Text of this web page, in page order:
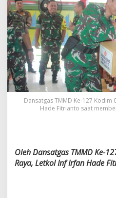
Dansatgas TMMD Ke-127 Kodim
Hade Fitrianto saat
Oleh Dansatgas TMMD Ke-
Raya, Letkol Inf Irfan Hade